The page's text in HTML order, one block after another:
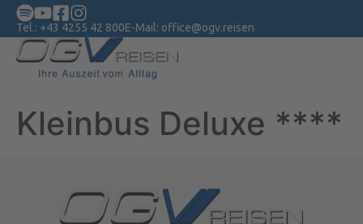
Tel.: +43 4255 42 800E-Mail: office@ogv.reisen
Kleinbus Deluxe ****